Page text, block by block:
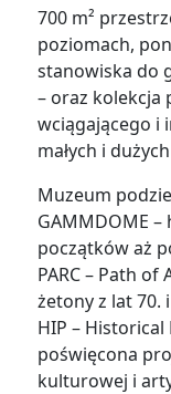
700 m²
poziomach,
stanowiska do
– oraz kolekcja
wciągającego i
małych i
Muzeum
GAMMDOME
początków aż
PARC – Path
żetony z lat 70.
HIP –
poświęcona
kulturowej i